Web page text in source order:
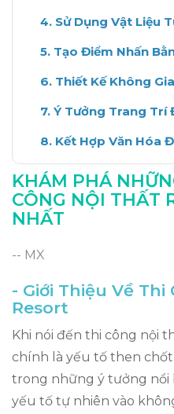
Sử Dụng Vật Liệu
Tạo Điểm Nhấn
Thiết Kế Không
Ý Tưởng Trang Trí
Kết Hợp Văn Hóa
Lợi Ích Của Thi
Kết Luận: Sáng
Thất
KHÁM PHÁ
CÔNG NỘI THẤT
NHẤT
-- MX
- Giới Thiệu Về
Resort
Khi nói đến thi công nội
chính là yếu tố then
trong những ý tưởng nổi
yếu tố tự nhiên vào